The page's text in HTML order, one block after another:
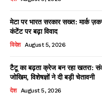
Facebook
X
मेटा पर भारत सरकार सख्त: मार्क
कंटेंट पर बढ़ा विवाद
विदेश August 5, 2026
टैटू का बढ़ता क्रेज बन रहा खतरा:
जोखिम, विशेषज्ञों ने दी बड़ी चेतावनी
देश August 5, 2026